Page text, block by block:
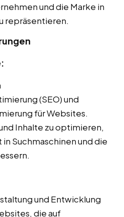
und die Marke in
repräsentieren.
(SEO) und
für Websites.
Inhalte zu optimieren,
Suchmaschinen und die
und Entwicklung
die auf